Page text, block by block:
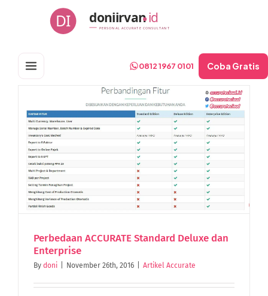
DI doniirvanid
PERSONAL ACCURATE CONSULTANT
0812 1967 0101 Coba Gratis
Perbedaan ACCURATE Standard Deluxe dan
Enterprise
By doni November 26th, 2016 Artikel Accurate